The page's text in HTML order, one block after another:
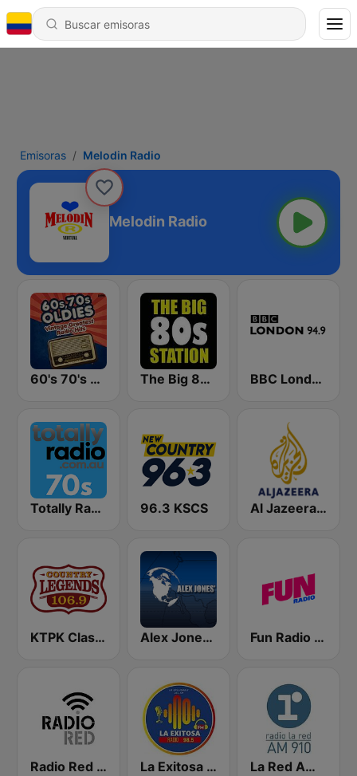
Emisoras Melodin Radio
Melodin Radio
60's 70's Oldies The Big 80s Station BBC London
Totally Radio 70s 96.3 KSCS Al Jazeera Arabic (قناة الجزيرة)
KTPK Classic Country 106.9 Alex Jones - Infowars.com Fun Radio FRANCE
Radio Red Bogotá La Exitosa 98.5 fm La Red AM 910